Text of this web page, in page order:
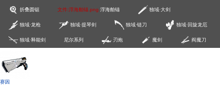
折叠圆锯 文件:浮海舶锚.png 浮海舶锚 独域·大剑
独域·龙枪 独域·提琴剑 独域·链刀 独域·回旋龙厄
独域·释能剑 尼尔系列 刃炮 魔剑 阎魔刀
赛因